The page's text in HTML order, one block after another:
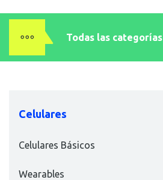
Todas las categorías
Celulares
Celulares Básicos
Wearables